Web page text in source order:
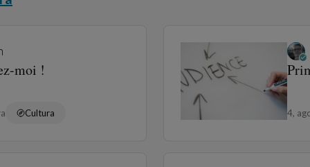
moi !
Cultura 4,